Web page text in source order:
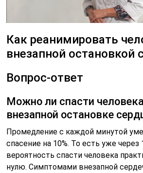
Как реанимировать
внезапной остановкой
Вопрос-ответ
Можно ли спасти
внезапной остановке
Промедление с каждой минутой
спасение на 10%. То есть уже через
вероятность спасти человека
нулю. Симптомами внезапной